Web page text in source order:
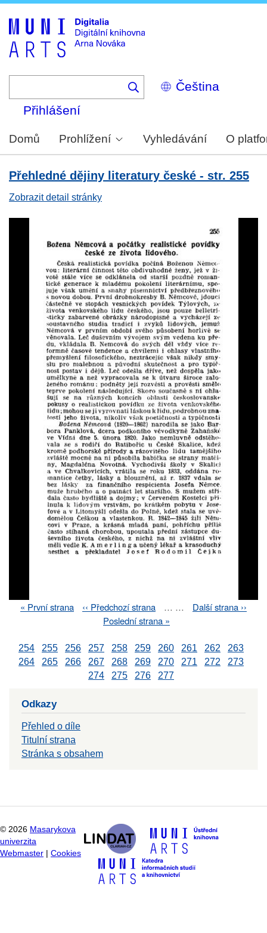
Select
your
Přihlášení
Domů Prohlížení Vyhledávání O
Přehledné dějiny literatury české - str. 255
Zobrazit detail stránky
First
« První strana
Previous
‹‹ Předchozí strana … …
Next
Další strana ››
Last
Poslední strana »
254 255 256 257 258 259 260 261 262
263
264
265 266 267 268 269 270 271 272
273
274
275 276 277
Odkazy
Přehled o díle
Titulní strana
Stránka s obsahem
© 2026 Masarykova
univerzita
Webmaster
Cookies